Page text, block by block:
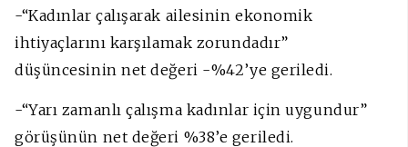
-“Kadınlar çalışarak ailesinin ekonomik
ihtiyaçlarını karşılamak zorundadır”
düşüncesinin net değeri -%42’ye geriledi.
-“Yarı zamanlı çalışma kadınlar için uygundur”
görüşünün net değeri %38’e geriledi.